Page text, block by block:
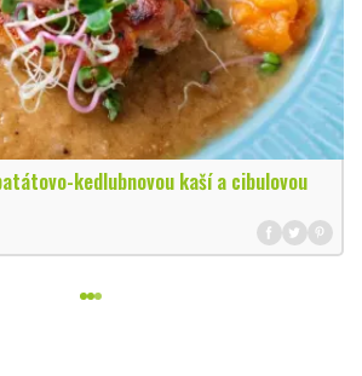
kedlubnovou kaší a cibulovou